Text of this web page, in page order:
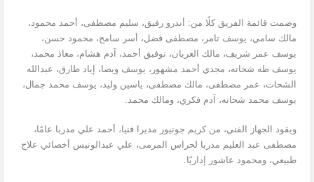
وضمت قائمة الفريق كلًا من: أندرو رفيق، سليم مصطفى، أحمد محمود،
مالك سامي، يوسف تامر، مصطفى فضل، أسر سامح، محمود حسن،
يوسف عمر شريف، مالك العريان، توفيق أحمد، آدم هشام، معاذ محمد،
يوسف طه شحاته، مجدي أحمد مشهور، يوسف ويصا، إياد طارق، عبدالله
الشحات، عمر مصطفى، مالك مصطفى، ياسين وليد، يوسف محمد جمال،
يوسف محمد شحاته، آدم فكري، ومالك محمد.
ويقود الجهاز الفني، من كريم جونيور مديرا فنيا، أحمد علي مدربا عامًا،
مصطفى عبد العليم مدربا لحراس المرمى، علي عبدالونيس أخصائي علاج
طبيعي، ومحمود عاشور إداريًا.